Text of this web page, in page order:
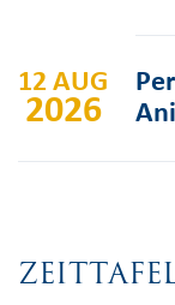
12 AUG
2026